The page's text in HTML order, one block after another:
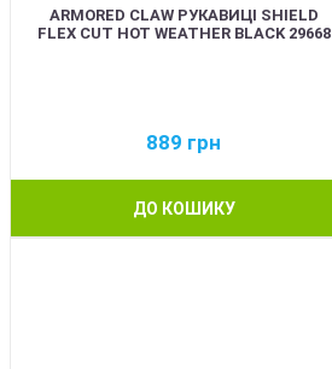
ARMORED CLAW РУКАВИЦІ SHIELD
FLEX CUT HOT WEATHER BLACK 29668
889 грн
ДО КОШИКУ